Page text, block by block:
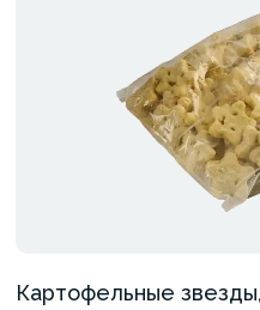
Картофельные